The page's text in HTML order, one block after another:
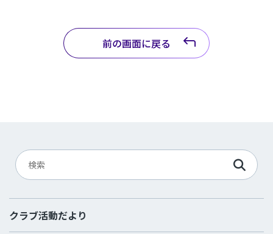
前の画面に戻る
クラブ活動だより